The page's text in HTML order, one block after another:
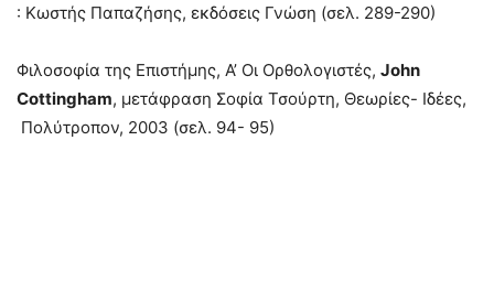
: Κωστής Παπαζήσης, εκδόσεις Γνώση (σελ. 289-290)
Φιλοσοφία της Επιστήμης, Α’ Οι Ορθολογιστές, John
Cottingham, μετάφραση Σοφία Τσούρτη, Θεωρίες- Ιδέες,
Πολύτροπον, 2003 (σελ. 94- 95)